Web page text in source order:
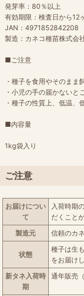
発芽率：80％以上
有効期限：検査日から12
JAN：4971852842208
製造：カネコ種苗株式会
■ご注意
・種子を食用やそのまま
・小児の手の届かないと
・種子の性質上、低温、
■内容量
1kg袋入り
ご注意
お届けについ
て
入荷時期
だくこと
製造元
信頼のカ
状態
種子は生
をお届け
新タネ入荷時
期
通年販売